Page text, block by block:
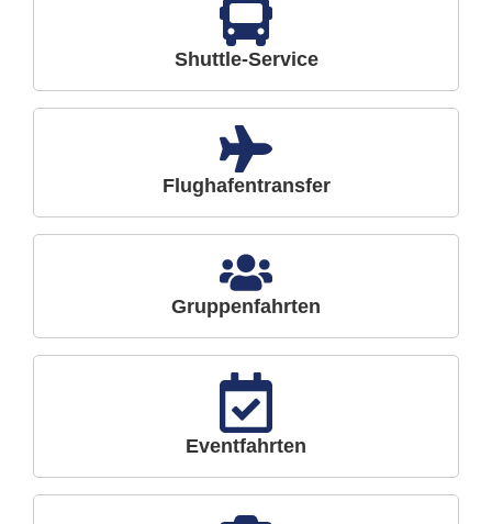
Shuttle-Service
Flughafentransfer
Gruppenfahrten
Eventfahrten